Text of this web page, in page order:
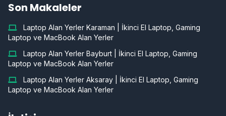
Son Makaleler
Laptop Alan Yerler Karaman | İkinci El Laptop, Gaming
Laptop ve MacBook Alan Yerler
Laptop Alan Yerler Bayburt | İkinci El Laptop, Gaming
Laptop ve MacBook Alan Yerler
Laptop Alan Yerler Aksaray | İkinci El Laptop, Gaming
Laptop ve MacBook Alan Yerler